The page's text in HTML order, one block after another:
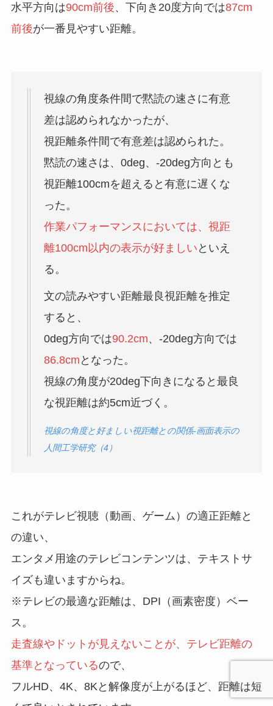
水平方向は90cm前後、下向き20度方向では87cm
前後が一番見やすい距離。
視線の角度条件間で黙読の速さに有意
差は認められなかったが、
視距離条件間で有意差は認められた。
黙読の速さは、0deg、-20deg方向とも
視距離100cmを超えると有意に遅くな
った。
作業パフォーマンスにおいては、視距
離100cm以内の表示が好ましい といえ
る。
文の読みやすい距離最良視距離を推定
すると、
0deg方向では90.2cm、-20deg方向では
86.8cm となった。
視線の角度が20deg下向きになると最良
な視距離は約5cm近づく。
視線の角度と好ましい視距離との関係-画面表示の
人間工学研究（4）
これがテレビ視聴（動画、ゲーム）の適正距離と
の違い、
エンタメ用途のテレビコンテンツは、テキストサ
イズも違いますからね。
※テレビの最適な距離は、DPI（画素密度）ベー
ス。
走査線やドットが見えないことが、テレビ距離の
基準となっているので、
フルHD、4K、8Kと解像度が上がるほど、距離は短